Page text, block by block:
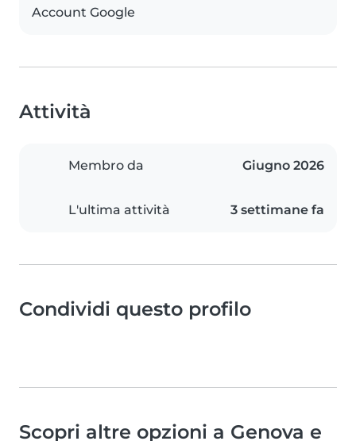
Account Google
Attività
Membro da Giugno 2026
L'ultima attività 3 settimane fa
Condividi questo profilo
Scopri altre opzioni a Genova e